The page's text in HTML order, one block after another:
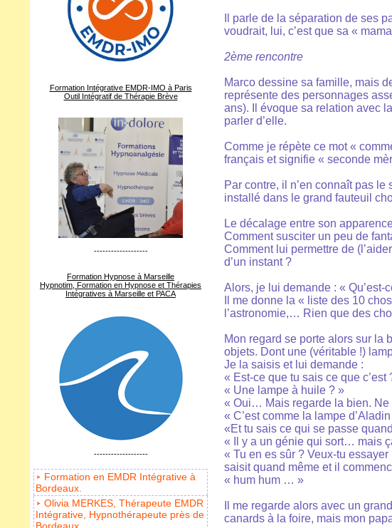
Formation Intégrative EMDR-IMO à Paris
Outil Intégratif de Thérapie Brève
-------------------
Formation Hypnose à Marseille
Hypnotim, Formation en Hypnose et Thérapies
Intégratives à Marseille et PACA
-------------------
Formation en EMDR Intégrative à
Bordeaux.
Olivia MERKES, Thérapeute EMDR
Intégrative, Hypnothérapeute près de
Il parle de la séparation de ses
voudrait, lui, c’est que sa «
2ème rencontre
Marco dessine sa famille, mais
représente des personnages
ans). Il évoque sa relation avec
parler d’elle.
Comme je répète ce mot «
français et signifie « seconde
Par contre, il n’en connaît pas
installé dans le grand fauteuil
Le décalage entre son
Comment susciter un peu de
Comment lui permettre de
d’un instant ?
Alors, je lui demande : « Qu’est-
Il me donne la « liste des 10
l’astronomie,… Rien que des
Mon regard se porte alors sur la
objets. Dont une (véritable !)
Je la saisis et lui demande :
« Est-ce que tu sais ce que c’est
« Une lampe à huile ? »
« Oui… Mais regarde la bien. Ne
« C’est comme la lampe
«Et tu sais ce qui se passe
« Il y a un génie qui sort… mais
« Tu en es sûr ? Veux-tu
saisit quand même et il
« hum hum … »
Il me regarde alors avec un
canards à la foire, mais mon